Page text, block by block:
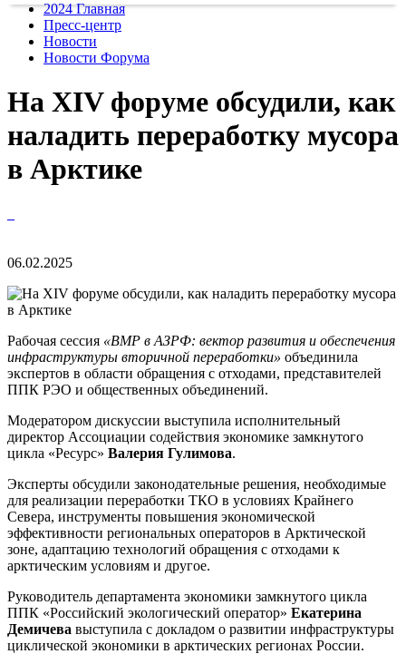
2024 Главная
Пресс-центр
Новости
Новости Форума
На XIV форуме обсудили, как
наладить переработку мусора
в Арктике
06.02.2025
Рабочая сессия «ВМР в АЗРФ: вектор развития и обеспечения
инфраструктуры вторичной переработки» объединила
экспертов в области обращения с отходами, представителей
ППК РЭО и общественных объединений.
Модератором дискуссии выступила исполнительный
директор Ассоциации содействия экономике замкнутого
цикла «Ресурс» Валерия Гулимова.
Эксперты обсудили законодательные решения, необходимые
для реализации переработки ТКО в условиях Крайнего
Севера, инструменты повышения экономической
эффективности региональных операторов в Арктической
зоне, адаптацию технологий обращения с отходами к
арктическим условиям и другое.
Руководитель департамента экономики замкнутого цикла
ППК «Российский экологический оператор» Екатерина
Демичева выступила с докладом о развитии инфраструктуры
циклической экономики в арктических регионах России.